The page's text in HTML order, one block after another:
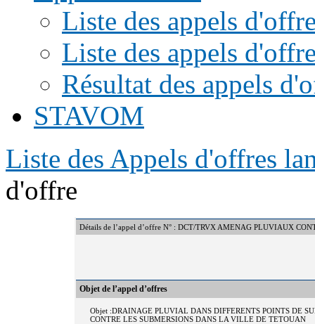
Liste des appels
Liste des appels
Résultat des appels
STAVOM
Liste des Appels d'offres
d'offre
Détails de l’appel d’offre N° : DCT/TRVX AMENAG PLUVIAUX
Objet de l’appel d’offres
Objet :DRAINAGE PLUVIAL DANS DIFFERENTS POINTS DE
CONTRE LES SUBMERSIONS DANS LA VILLE DE TETOUAN